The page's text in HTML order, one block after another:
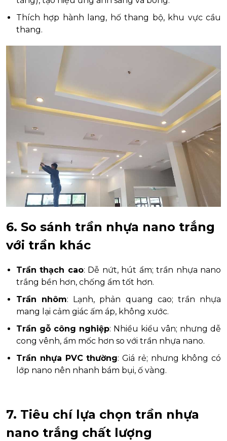
Thích hợp hành lang, hố thang bộ, khu vực cầu
thang.
6. So sánh trần nhựa nano trắng
với trần khác
Trần thạch cao: Dễ nứt, hút ẩm; trần nhựa nano
trắng bền hơn, chống ẩm tốt hơn.
Trần nhôm: Lạnh, phản quang cao; trần nhựa
mang lại cảm giác ấm áp, không xước.
Trần gỗ công nghiệp: Nhiều kiểu vân; nhưng dễ
cong vênh, ẩm mốc hơn so với trần nhựa nano.
Trần nhựa PVC thường: Giá rẻ; nhưng không có
lớp nano nên nhanh bám bụi, ố vàng.
7. Tiêu chí lựa chọn trần nhựa
nano trắng chất lượng